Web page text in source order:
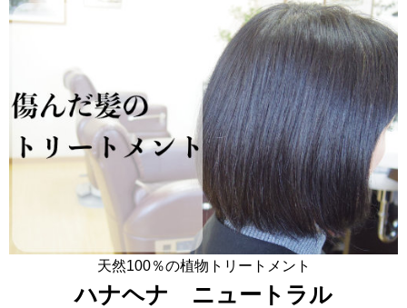
天然100％の植物トリートメント
ハナヘナ ニュートラル